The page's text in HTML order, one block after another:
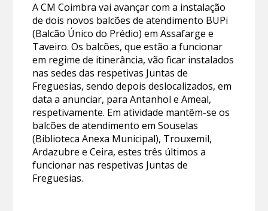
A CM Coimbra vai avançar com a instalação
de dois novos balcões de atendimento BUPi
(Balcão Único do Prédio) em Assafarge e
Taveiro. Os balcões, que estão a funcionar
em regime de itinerância, vão ficar instalados
nas sedes das respetivas Juntas de
Freguesias, sendo depois deslocalizados, em
data a anunciar, para Antanhol e Ameal,
respetivamente. Em atividade mantêm-se os
balcões de atendimento em Souselas
(Biblioteca Anexa Municipal), Trouxemil,
Ardazubre e Ceira, estes três últimos a
funcionar nas respetivas Juntas de
Freguesias.